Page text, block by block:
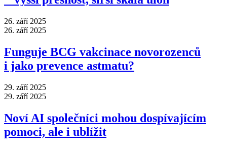
26. září 2025
26. září 2025
Funguje BCG vakcinace novorozenců
i jako prevence astmatu?
29. září 2025
29. září 2025
Noví AI společníci mohou dospívajícím
pomoci, ale i ublížit